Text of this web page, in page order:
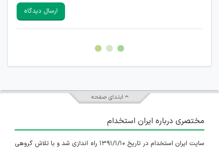
هرگونه تحریک، تحقیر و کنایه به سایر افراد (مسئول و غیر مسئول)
غیر مجاز می باشد.
امکان هماهنگی برای هرگونه ملاقات حضوری چه به صورت دسته
ارسال دیدگاه
ابتدای صفحه
مختصری درباره ایران استخدام
سایت ایران استخدام در تاریخ ۱۳۹۱/۱/۱۰ راه اندازی شد و با تلاش گروهی